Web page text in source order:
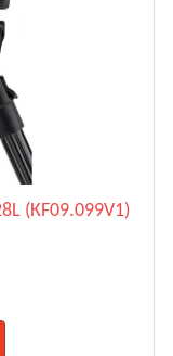
(КF09.099V1)